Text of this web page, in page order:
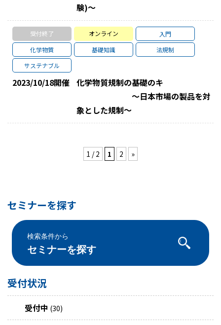
セミナーを探す
検索条件から
セミナーを探す
受付状況
受付中 (30)
験)～
受付終了 オンライン
入門
化学物質
基礎知識
法規制
サステナブル
2023/10/18開催 化学物質規制の基礎のキ
～日本市場の製品を対
象とした規制～
1 / 2 1 2 »